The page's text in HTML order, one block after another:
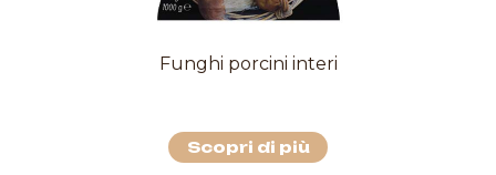
Funghi porcini interi
Scopri di più